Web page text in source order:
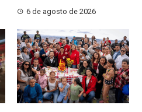
6 de agosto de 2026